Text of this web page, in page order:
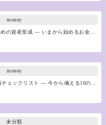
money
めの資産形成 ― いまから始めるお金…
money
チェックリスト ― 今から備える10の…
未分類